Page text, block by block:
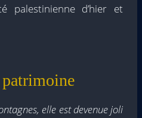
palestinienne d’hier et
patrimoine
elle est devenue joli